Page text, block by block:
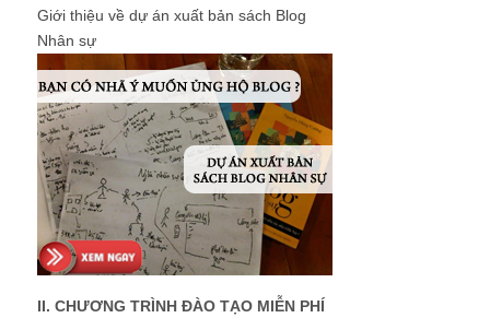
Giới thiệu về dự án xuất bản sách Blog
Nhân sự
II. CHƯƠNG TRÌNH ĐÀO TẠO MIỄN PHÍ